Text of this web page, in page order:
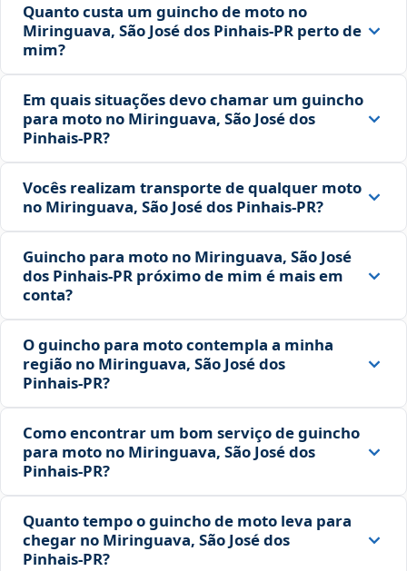
Quanto custa um guincho de moto no
Miringuava, São José dos Pinhais‑PR perto de
mim?
Em quais situações devo chamar um guincho
para moto no Miringuava, São José dos
Pinhais‑PR?
Vocês realizam transporte de qualquer moto
no Miringuava, São José dos Pinhais‑PR?
Guincho para moto no Miringuava, São José
dos Pinhais‑PR próximo de mim é mais em
conta?
O guincho para moto contempla a minha
região no Miringuava, São José dos
Pinhais‑PR?
Como encontrar um bom serviço de guincho
para moto no Miringuava, São José dos
Pinhais‑PR?
Quanto tempo o guincho de moto leva para
chegar no Miringuava, São José dos
Pinhais‑PR?